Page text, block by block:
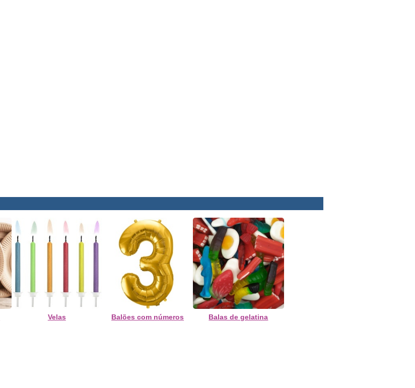
Velas Balões com números Balas de gelatina